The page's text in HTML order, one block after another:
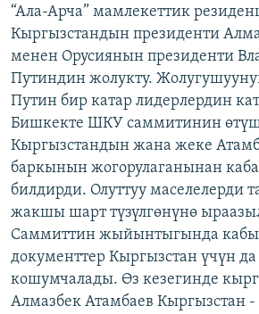
ЭКСПЕРТТЕР ТАЛДАЙТ
БИЗ ЖАНА ДҮЙНӨ
ДАНИСТЕ
ЭЖЕ-СИҢДИЛЕР
АЗАТТЫК+
ЫҢГАЙСЫЗ СУРООЛОР
ӨЗГӨЧӨ ПИКИР
Русский
ОНЛАЙН ШЕРИНЕ
ЭЕ/АРнун бардык сайттары
“Ала-Арча” мамлекеттик
Кыргызстандын президенти
менен Орусиянын президенти
Путиндин жолукту.
Путин бир катар лидерлердин
Бишкекте ШКУ саммитинин
Кыргызстандын жана жеке
баркынын жогорулаганынан
билдирди. Олуттуу маселелерди
жакшы шарт түзүлгөнүнө
Саммиттин жыйынтыгында
документтер Кыргызстан үчүн
кошумчалады. Өз кезегинде
Алмазбек Атамбаев Кыргызстан -